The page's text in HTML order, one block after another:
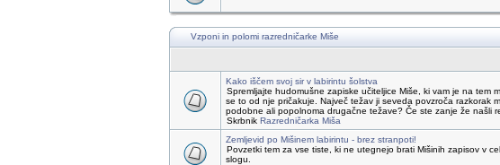
Vzponi in polomi razredničarke Miše
Kako iščem svoj sir v labirintu šolstva
Spremljajte hudomušne zapiske učiteljice Miše, ki vam je na
se to od nje pričakuje. Največ težav ji seveda povzroča razkorak
podobne ali popolnoma drugačne težave? Če ste zanje že našli
Skrbnik Razredničarka Miša
Zemljevid po Mišinem labirintu - brez stranpoti!
Povzetki tem za vse tiste, ki ne utegnejo brati Mišinih zapisov v
slogu.